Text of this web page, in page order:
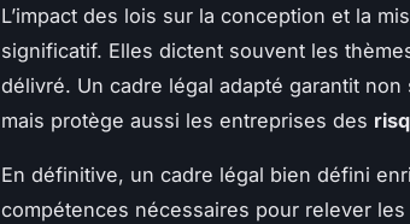
L’impact des lois sur la conception et la
significatif. Elles dictent souvent les
délivré. Un cadre légal adapté garantit
mais protège aussi les entreprises des
En définitive, un cadre légal bien défini
compétences nécessaires pour relever